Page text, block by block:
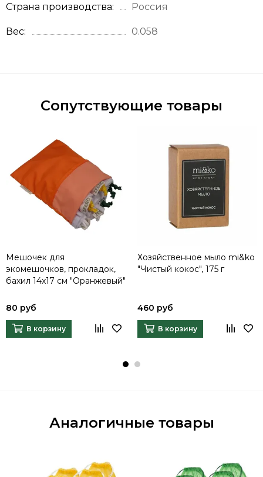
Страна производства Россия
Вес 0.058
Сопутствующие товары
Мешочек для
экомешочков, прокладок,
бахил 14x17 см "Оранжевый"
80 руб
В корзину
Хозяйственное мыло mi&ko
"Чистый кокос", 175 г
460 руб
В корзину
Аналогичные товары